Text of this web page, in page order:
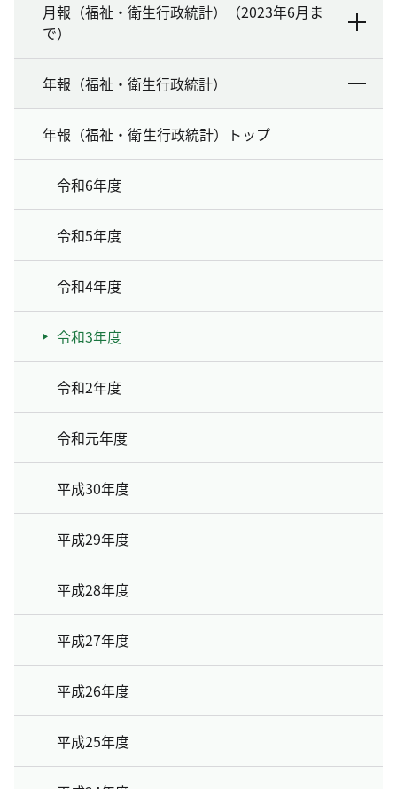
月報（福祉・衛生行政統計）（2023年6月ま
で）
年報（福祉・衛生行政統計）
年報（福祉・衛生行政統計）トップ
令和6年度
令和5年度
令和4年度
令和3年度
令和2年度
令和元年度
平成30年度
平成29年度
平成28年度
平成27年度
平成26年度
平成25年度